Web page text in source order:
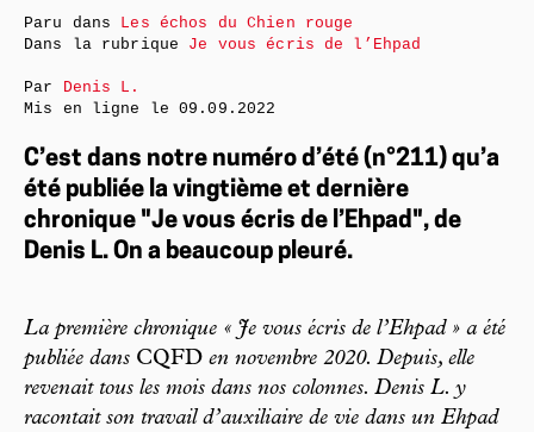
C’est dans notre numéro d’été (n°211) qu’a
été publiée la vingtième et dernière
chronique "Je vous écris de l’Ehpad", de
Denis L. On a beaucoup pleuré.
La première chronique « Je vous écris de l’Ehpad » a été
publiée dans CQFD en novembre 2020. Depuis, elle
revenait tous les mois dans nos colonnes. Denis L. y
racontait son travail d’auxiliaire de vie dans un Ehpad
Paru dans Les échos du Chien rouge
Dans la rubrique Je vous écris de l’Ehpad
Par Denis L.
Mis en ligne le09.09.2022